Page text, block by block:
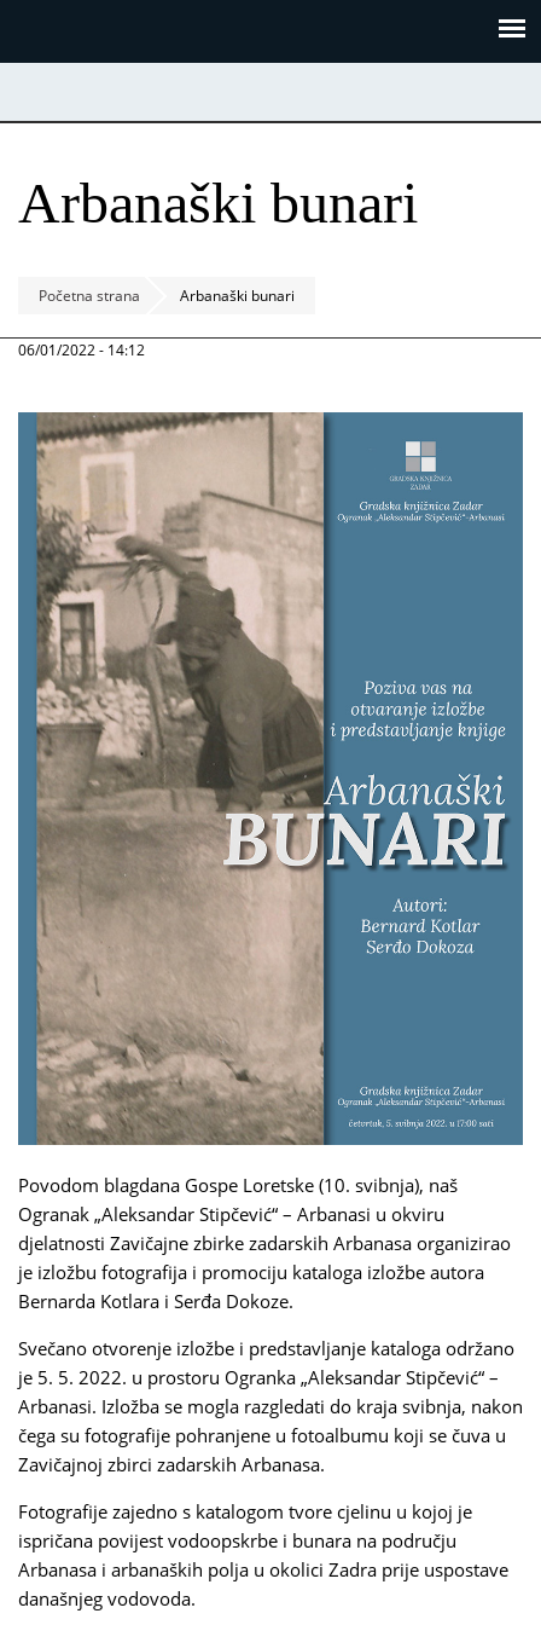
Arbanaški bunari
Početna strana Arbanaški bunari
06/01/2022 - 14:12
Povodom blagdana Gospe Loretske (10. svibnja), naš
Ogranak „Aleksandar Stipčević“ – Arbanasi u okviru
djelatnosti Zavičajne zbirke zadarskih Arbanasa organizirao
je izložbu fotografija i promociju kataloga izložbe autora
Bernarda Kotlara i Serđa Dokoze.
Svečano otvorenje izložbe i predstavljanje kataloga održano
je 5. 5. 2022. u prostoru Ogranka „Aleksandar Stipčević“ –
Arbanasi. Izložba se mogla razgledati do kraja svibnja, nakon
čega su fotografije pohranjene u fotoalbumu koji se čuva u
Zavičajnoj zbirci zadarskih Arbanasa.
Fotografije zajedno s katalogom tvore cjelinu u kojoj je
ispričana povijest vodoopskrbe i bunara na području
Arbanasa i arbanaških polja u okolici Zadra prije uspostave
današnjeg vodovoda.